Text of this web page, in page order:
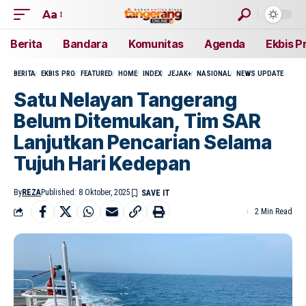
Aa
Berita Bandara Komunitas Agenda Ekbis
BERITA EKBIS PRO FEATURED HOME INDEX JEJAK+ NASIONAL NEWS UPDATE
Satu Nelayan Tangerang
Belum Ditemukan, Tim SAR
Lanjutkan Pencarian Selama
Tujuh Hari Kedepan
ByREZAPublished: 8 Oktober, 2025
2 Min Read